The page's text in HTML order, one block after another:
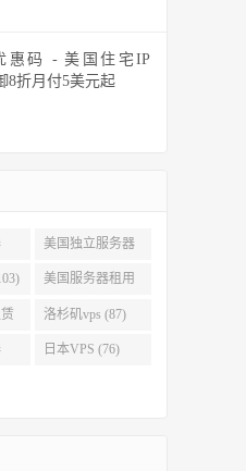
惠码 - 美国住宅IP
8折月付5美元起
美国独立服务器
(118)
美国服务器租用
(99)
洛杉矶vps (87)
日本VPS (76)